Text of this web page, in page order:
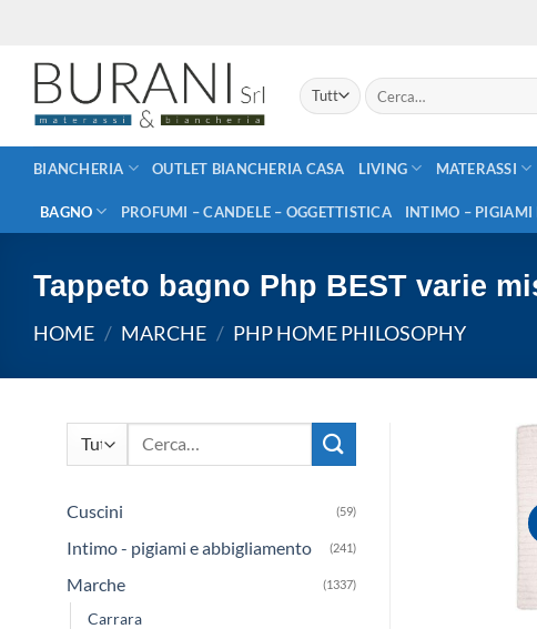
contenuti
Cerca:
BIANCHERIA OUTLET BIANCHERIA CASA LIVING MATERASSI
BAGNO PROFUMI – CANDELE – OGGETTISTICA INTIMO – PIGIAMI
Tappeto bagno Php BEST varie
HOME / MARCHE / PHP HOME PHILOSOPHY
Cerca:
Cuscini (59)
Intimo - pigiami e abbigliamento (241)
Marche (1337)
Carrara